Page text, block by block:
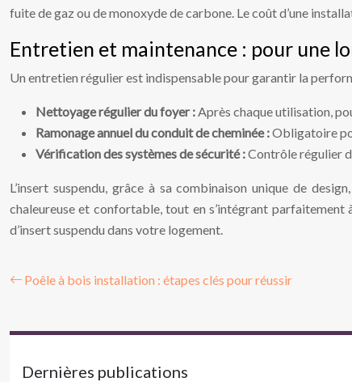
fuite de gaz ou de monoxyde de carbone. Le coût d’une
Entretien et maintenance : pour une
Un entretien régulier est indispensable pour garantir la
Nettoyage régulier du foyer :Après chaque utilisation,
Ramonage annuel du conduit de cheminée :Obligatoire
Vérification des systèmes de sécurité :Contrôle régulier
L’insert suspendu, grâce à sa combinaison unique de
chaleureuse et confortable, tout en s’intégrant
d’insert suspendu dans votre logement.
Poêle à bois installation : étapes clés pour réussir
Dernières publications